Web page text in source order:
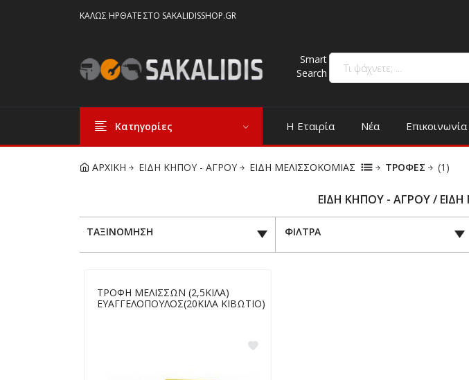
ΚΑΛΏΣ ΉΡΘΑΤΕ ΣΤΟ SAKALIDISSHOP.GR
Smart
Search
Κατηγορίες Η Εταιρία Νέα Επικοινωνία
ΑΡΧΙΚΗ ΕΙΔΗ ΚΗΠΟΥ - ΑΓΡΟΥ ΕΙΔΗ ΜΕΛΙΣΣΟΚΟΜΙΑΣ ΤΡΟΦΕΣ (1)
ΕΙΔΗ ΚΗΠΟΥ - ΑΓΡΟΥ /
ΤΑΞΙΝΟΜΗΣΗ ΦΙΛΤΡΑ
ΤΡΟΦΗ ΜΕΛΙΣΣΩΝ (2,5ΚΙΛΑ)
ΕΥΑΓΓΕΛΟΠΟΥΛΟΣ(20ΚΙΛΑ ΚΙΒΩΤΙΟ)